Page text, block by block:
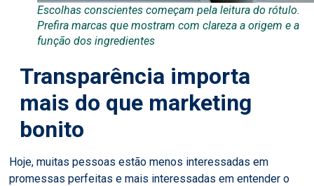
Escolhas conscientes começam pela leitura do rótulo.
Prefira marcas que mostram com clareza a origem e a
função dos ingredientes
Transparência importa
mais do que marketing
bonito
Hoje, muitas pessoas estão menos interessadas em
promessas perfeitas e mais interessadas em entender o